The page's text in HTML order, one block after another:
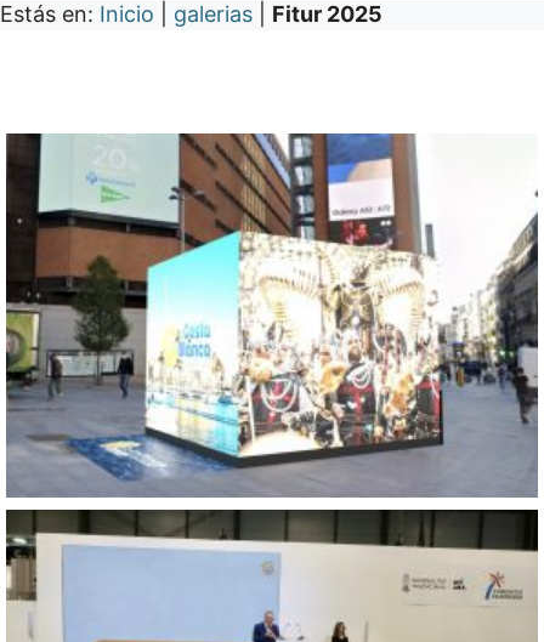
Estás en: Inicio galerias Fitur 2025